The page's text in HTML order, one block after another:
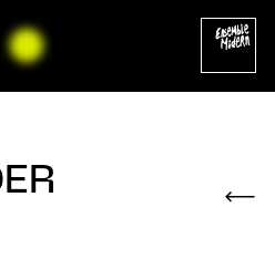
für Posaune solo (1982) [excerpt]
⟶